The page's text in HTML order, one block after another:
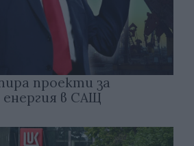
проекти за
енергия в САЩ